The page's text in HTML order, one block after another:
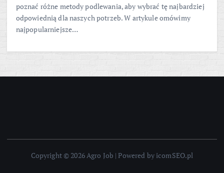
poznać różne metody podlewania, aby wybrać tę najbardziej
odpowiednią dla naszych potrzeb. W artykule omówimy
najpopularniejsze…
Copyright © 2026 Agro Job | Powered by icomSEO.pl